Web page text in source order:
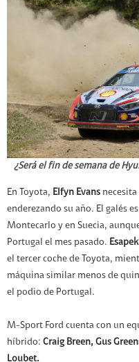
¿Será el fin de semana de
En Toyota, Elfyn Evans
enderezando su año. El galés
Montecarlo y en Suecia,
Portugal el mes pasado.
el tercer coche de Toyota,
máquina similar menos de
el podio de Portugal.
M-Sport Ford cuenta con un
híbrido: Craig Breen, Gus
Loubet.